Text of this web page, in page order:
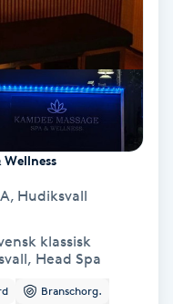
Wellness
, Hudiksvall
klassisk
Head Spa
Branschorg.